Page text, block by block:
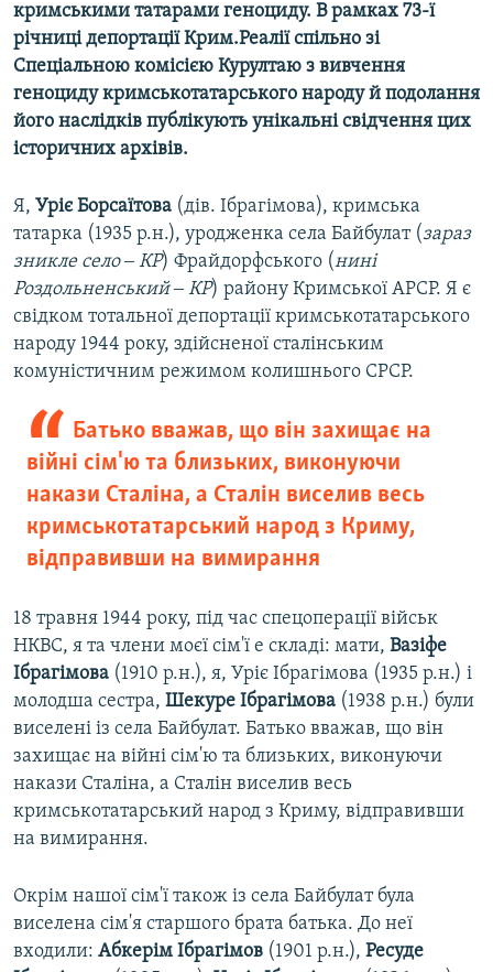
кримськими татарами геноциду. В рамках 73-ї
річниці депортації Крим.Реалії спільно зі
Спеціальною комісією Курултаю з вивчення
геноциду кримськотатарського народу й подолання
його наслідків публікують унікальні свідчення цих
історичних архівів.
Я, Уріє Борсаїтова (дів. Ібрагімова), кримська
татарка (1935 р.н.), уродженка села Байбулат (зараз
зникле село ‒ КР) Фрайдорфського (нині
Роздольненський ‒ КР) району Кримської АРСР. Я є
свідком тотальної депортації кримськотатарського
народу 1944 року, здійсненої сталінським
комуністичним режимом колишнього СРСР.
Батько вважав, що він захищає на
війні сім'ю та близьких, виконуючи
накази Сталіна, а Сталін виселив весь
кримськотатарський народ з Криму,
відправивши на вимирання
18 травня 1944 року, під час спецоперації військ
НКВC, я та члени моєї сім'ї e складі: мати, Вазіфе
Ібрагімова (1910 р.н.), я, Уріє Ібрагімова (1935 р.н.) і
молодша сестра, Шекуре Ібрагімова (1938 р.н.) були
виселені із села Байбулат. Батько вважав, що він
захищає на війні сім'ю та близьких, виконуючи
накази Сталіна, а Сталін виселив весь
кримськотатарський народ з Криму, відправивши
на вимирання.
Окрім нашої сім'ї також із села Байбулат була
виселена сім'я старшого брата батька. До неї
входили: Абкерім Ібрагімов (1901 р.н.), Ресуде